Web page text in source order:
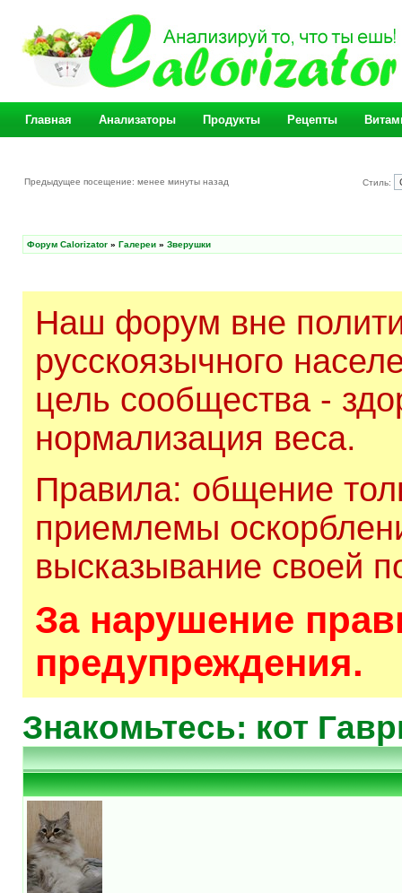
Главная Анализаторы Продукты Рецепты
Предыдущее посещение: менее минуты назад Стиль:
Форум Calorizator » Галереи » Зверушки
Наш форум вне
русскоязычного
цель сообщества -
нормализация веса.
Правила: общение
приемлемы
высказывание своей
За нарушение
предупреждения.
Знакомьтесь: кот